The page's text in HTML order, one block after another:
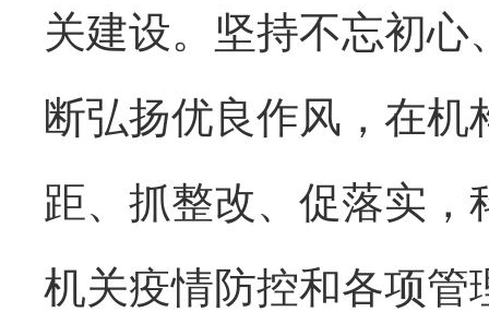
关建设。坚持不忘初
断弘扬优良作风，在
距、抓整改、促落实
机关疫情防控和各项管